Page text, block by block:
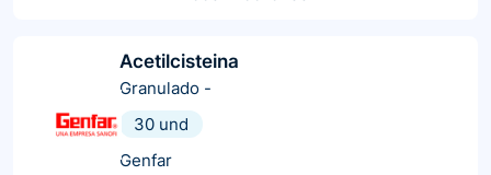
Acetilcisteina
Granulado -
30 und
Genfar